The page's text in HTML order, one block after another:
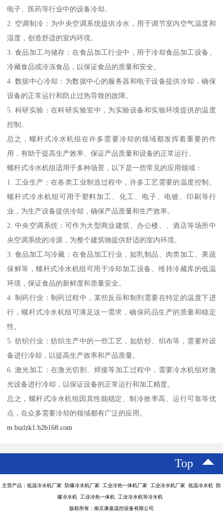
电子、医药等行业中的设备冷却。
2. 空调制冷：为中央空调系统提供冷水，用于调节室内空气温度和
湿度，创造舒适的室内环境。
3. 食品加工与储存：在食品加工行业中，用于冷却食品加工设备、
冷藏食品或冷冻食品，以保证食品的质量和安全。
4. 数据中心冷却：为数据中心的服务器和电子设备提供冷却，确保
设备的正常运行和防止过热导致的故障。
5. 科研实验：在科研实验室中，为实验设备和实验环境提供的温度
控制。
总之，螺杆式冷水机组在许多需要冷却的领域都发挥着重要的作
用，有助于提高生产效率、保证产品质量和设备的正常运行。
螺杆式冷水机组适用于多种场景，以下是一些常见的应用领域：
1. 工业生产：在各类工业制造过程中，许多工艺需要的温度控制。
螺杆式冷水机组可用于塑料加工、化工、电子、电镀、印刷等行
业，为生产设备提供冷却，确保产品质量和生产效率。
2. 中央空调系统：可作为大型商业建筑、办公楼、、酒店等场所中
央空调系统的冷源，为整个建筑物提供舒适的室内环境。
3. 食品加工与冷藏：在食品加工行业，如乳制品、肉类加工、果蔬
保鲜等，螺杆式冷水机组可用于冷却加工设备、维持冷藏库的低温
环境，保证食品的新鲜度和质量安全。
4. 制药行业：制药过程中，某些反应和制剂需要在特定的温度下进
行，螺杆式冷水机组可满足这一需求，确保药品生产的质量和稳定
性。
5. 纺织行业：纺织生产中的一些工艺，如纺纱、织布等，需要对设
备进行冷却，以提高生产效率和产品质量。
6. 激光加工：在激光切割、焊接等加工过程中，需要冷水机组对激
光设备进行冷却，以保证设备的正常运行和加工精度。
总之，螺杆式冷水机组因其性能稳定、制冷效率高、运行可靠等优
点，在众多需要冷却的领域都有广泛的应用。
m.bszlzk1.b2b168.com
Top
主营产品：低温冷水机厂家 防爆冷水机厂家 工业冷热一体机厂家 工业冷水机厂家 低温冷水机 防
爆冷水机 工业冷热一体机 工业冷水机等冷水机
版权所有：南京康嘉温控设备有限公司